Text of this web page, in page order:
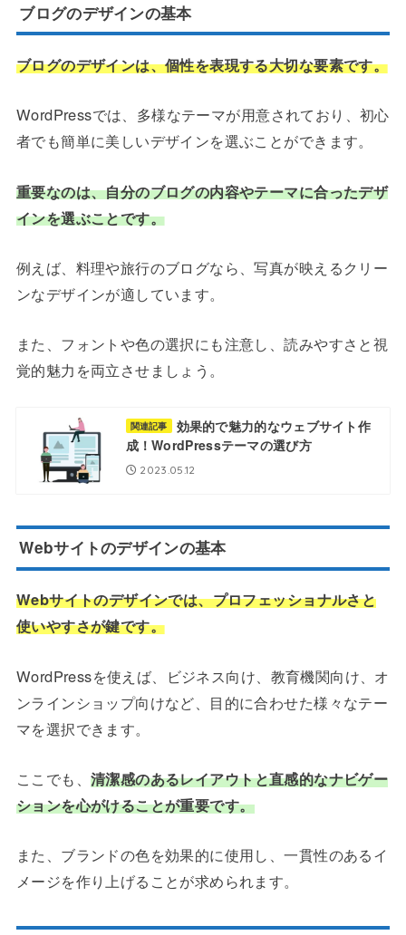
ブログのデザインの基本
ブログのデザインは、個性を表現する大切な要素です。
WordPressでは、多様なテーマが用意されており、初心
者でも簡単に美しいデザインを選ぶことができます。
重要なのは、自分のブログの内容やテーマに合ったデザ
インを選ぶことです。
例えば、料理や旅行のブログなら、写真が映えるクリー
ンなデザインが適しています。
また、フォントや色の選択にも注意し、読みやすさと視
覚的魅力を両立させましょう。
関連記事
効果的で魅力的なウェブサイト作
成！WordPressテーマの選び方
2023.05.12
Webサイトのデザインの基本
Webサイトのデザインでは、プロフェッショナルさと
使いやすさが鍵です。
WordPressを使えば、ビジネス向け、教育機関向け、オ
ンラインショップ向けなど、目的に合わせた様々なテー
マを選択できます。
ここでも、 清潔感のあるレイアウトと直感的なナビゲー
ションを心がけることが重要です。
また、ブランドの色を効果的に使用し、一貫性のあるイ
メージを作り上げることが求められます。